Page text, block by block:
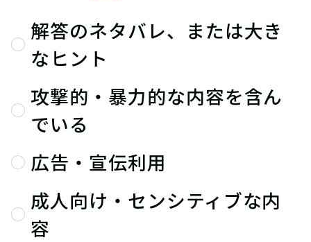
解答のネタバレ、または大き
なヒント
攻撃的・暴力的な内容を含ん
でいる
広告・宣伝利用
成人向け・センシティブな内
容